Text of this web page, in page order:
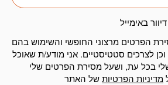
באימייל
הפרטים מרצוני החופשי והשימוש בהם
וכן לצרכים סטטיסטיים. אני מודע/ת שאוכל
בכל עת, ושעל מסירת הפרטים שלי
מדיניות הפרטיותשל האתר